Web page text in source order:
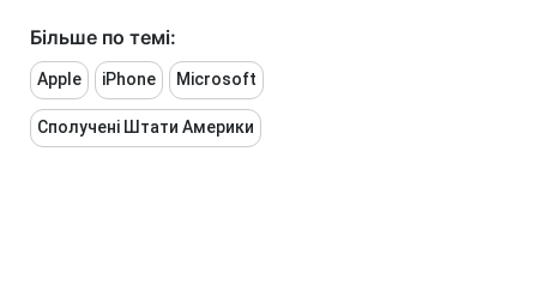
Більше по темі:
Apple iPhone Microsoft
Сполучені Штати Америки